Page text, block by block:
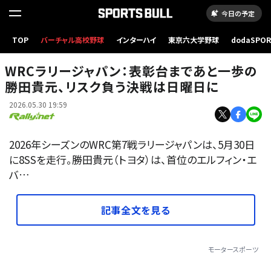
今日の予定
TOP バーチャル高校野球 インターハイ 東京六大学野球
Naoki Kobyashi
WRCラリージャパン：表彰台まであと一歩の
勝田貴元、リスク負う決戦は日曜日に
2026.05.30 19:59
2026年シーズンのWRC第7戦ラリージャパンは、5月30日
に8SSを走行。勝田貴元（トヨタ）は、首位のエルフィン・エ
バ…
記事全文を見る
モータースポーツ